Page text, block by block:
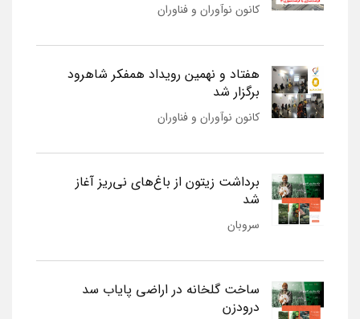
کانون نوآوران و فناوران
هفتاد و نهمین رویداد همفکر شاهرود
برگزار شد
کانون نوآوران و فناوران
برداشت زیتون از باغ‌های نی‌ریز آغاز
شد
سروبان
ساخت گلخانه در اراضی پایاب سد
درودزن